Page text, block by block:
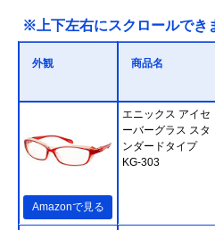
※上下左右にスクロールでき
外観 商品名
Amazonで見る
エニックス アイセ
ーバーグラス スタ
ンダードタイプ
KG-303